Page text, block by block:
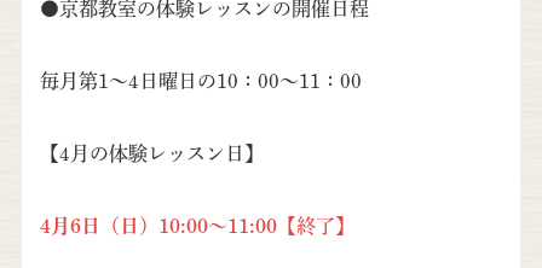
●京都教室の体験レッスンの開催日程
毎月第1～4日曜日の10：00～11：00
【4月の体験レッスン日】
4月6日（ 日）10:00～11:00【終了】